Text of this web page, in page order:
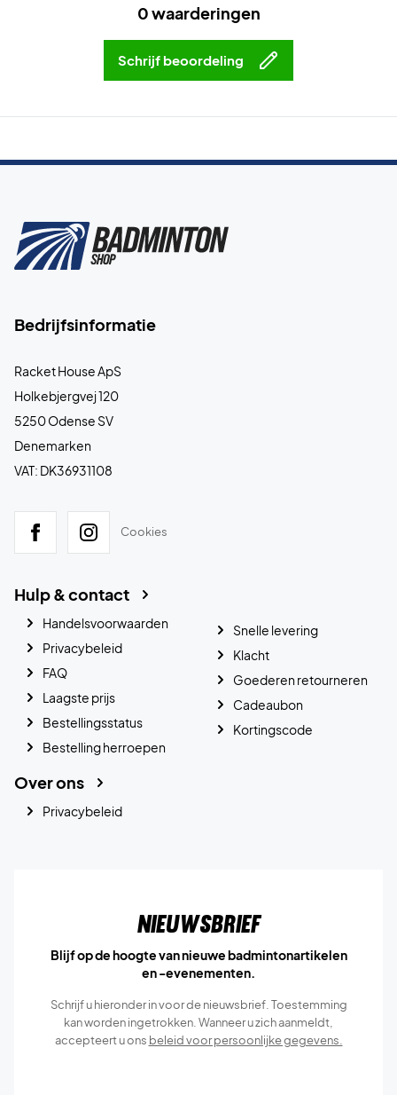
0 waarderingen
Schrijf beoordeling
Bedrijfsinformatie
Racket House ApS
Holkebjergvej 120
5250 Odense SV
Denemarken
VAT: DK36931108
Cookies
Hulp & contact
Handelsvoorwaarden
Privacybeleid
FAQ
Laagste prijs
Bestellingsstatus
Bestelling herroepen
Snelle levering
Klacht
Goederen retourneren
Cadeaubon
Kortingscode
Over ons
Privacybeleid
Nieuwsbrief
Blijf op de hoogte van nieuwe badmintonartikelen
en -evenementen.
Schrijf u hieronder in voor de nieuwsbrief. Toestemming
kan worden ingetrokken. Wanneer u zich aanmeldt,
accepteert u ons beleid voor persoonlijke gegevens.